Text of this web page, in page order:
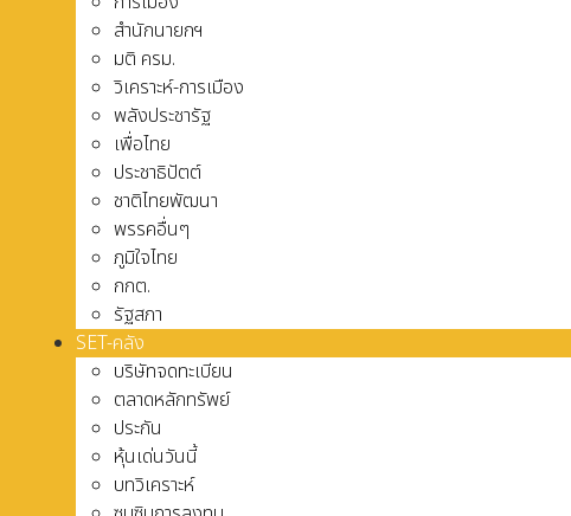
สำนักนายกฯ
มติ ครม.
วิเคราะห์-การเมือง
พลังประชารัฐ
เพื่อไทย
ประชาธิปัตต์
ชาติไทยพัฒนา
พรรคอื่นๆ
ภูมิใจไทย
กกต.
รัฐสภา
SET-คลัง
บริษัทจดทะเบียน
ตลาดหลักทรัพย์
ประกัน
หุ้นเด่นวันนี้
บทวิเคราะห์